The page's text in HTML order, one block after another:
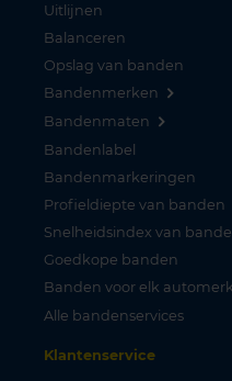
Uitlijnen
Balanceren
Opslag van banden
Bandenmerken
Bandenmaten
Bandenlabel
Bandenmarkeringen
Profieldiepte van banden
Snelheidsindex van
Goedkope banden
Banden voor elk automerk
Alle bandenservices
Klantenservice